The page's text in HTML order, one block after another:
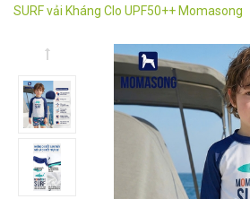
SURF vải Kháng Clo UPF50++ Momasong